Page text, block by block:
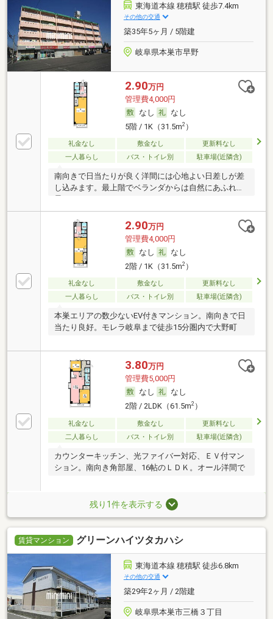
東海道本線 穂積駅 徒歩7.4km
その他の交通
築35年5ヶ月 / 5階建
岐阜県本巣市早野
2.90万円
管理費4,000円
なし
なし
5階 / 1K（31.5m2）
礼金なし 敷金なし
更新料なし
一人暮らし
バス・トイレ別 駐車場(近隣含)
南向きで日当たりが良く洋間には心地よい日差しが差
し込みます。最上階でベランダからは自然にあふれた
2.90万円
管理費4,000円
なし
なし
2階 / 1K（31.5m2）
礼金なし 敷金なし
更新料なし
一人暮らし
バス・トイレ別 駐車場(近隣含)
本巣エリアの数少ないEV付きマンション。南向きで日
当たり良好。モレラ岐阜まで徒歩15分圏内で大野町
3.80万円
管理費5,000円
なし
なし
2階 / 2LDK（61.5m2）
礼金なし 敷金なし
更新料なし
二人暮らし
バス・トイレ別 駐車場(近隣含)
カウンターキッチン、光ファイバー対応、ＥＶ付マン
ション。南向き角部屋、16帖のＬＤＫ。オール洋間で
残り1件を表示する
賃貸マンション グリーンハイツタカハシ
東海道本線 穂積駅 徒歩6.8km
その他の交通
築29年2ヶ月 / 2階建
岐阜県本巣市三橋３丁目